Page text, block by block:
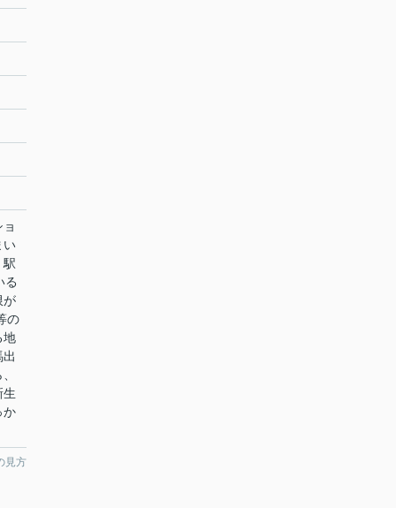
い
駅
る
が
の
地
生
か
見方